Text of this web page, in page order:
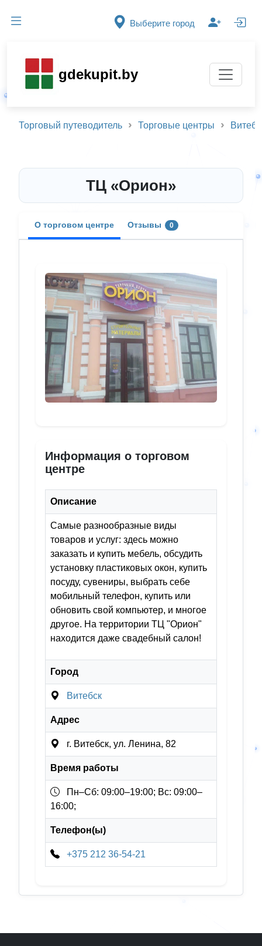
Выберите город
gdekupit.by
Торговый путеводитель Торговые центры
ТЦ «Орион»
О торговом центре Отзывы 0
Информация о торговом
центре
Описание
Самые разнообразные виды
товаров и услуг: здесь можно
заказать и купить мебель, обсудить
установку пластиковых окон, купить
посуду, сувениры, выбрать себе
мобильный телефон, купить или
обновить свой компьютер, и многое
другое. На территории ТЦ "Орион"
находится даже свадебный салон!
Город
Витебск
Адрес
г. Витебск, ул. Ленина, 82
Время работы
Пн–Сб: 09:00–19:00; Вс: 09:00–
16:00;
Телефон(ы)
+375 212 36-54-21